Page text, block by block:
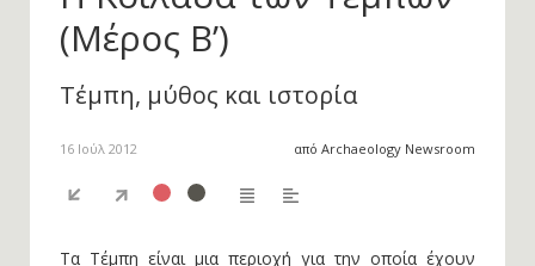
(Μέρος Β’)
Τέμπη, μύθος και ιστορία
16 Ιούλ 2012 από Archaeology Newsroom
Tα Τέμπη είναι μια περιοχή για την οποία έχουν